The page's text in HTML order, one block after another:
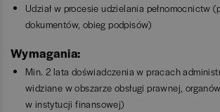
Udział w procesie udzielania pełnomocnictw
dokumentów, obieg podpisów)
Wymagania:
Min. 2 lata doświadczenia w pracach
widziane w obszarze obsługi prawnej,
w instytucji finansowej)